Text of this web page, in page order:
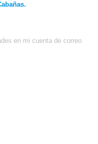
en mi cuenta de correo